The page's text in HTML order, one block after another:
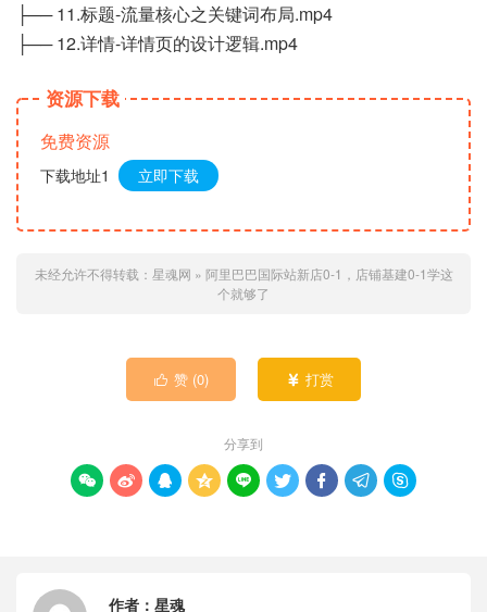
├── 11.标题-流量核心之关键词布局.mp4
├── 12.详情-详情页的设计逻辑.mp4
资源下载
免费资源
下载地址1 立即下载
未经允许不得转载： 星魂网 » 阿里巴巴国际站新店0-1，店铺基建0-1学这
个就够了
 赞 (0)  打赏
分享到
        
作者： 星魂